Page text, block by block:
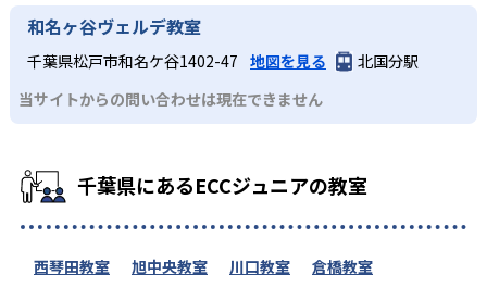
和名ヶ谷ヴェルデ教室
千葉県松戸市和名ケ谷1402-47 地図を見る
北国分駅
当サイトからの問い合わせは現在できません
千葉県にあるECCジュニアの教室
西琴田教室 旭中央教室 川口教室 倉橋教室